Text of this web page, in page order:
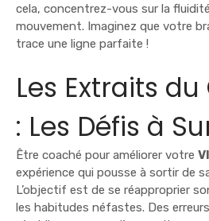
cela, concentrez-vous sur la
mouvement. Imaginez que votre
trace une ligne parfaite !
Les Extraits
: Les Défis à
Être coaché pour améliorer votre
expérience qui pousse à sortir de
L’objectif est de se réapproprier
les habitudes néfastes. Des